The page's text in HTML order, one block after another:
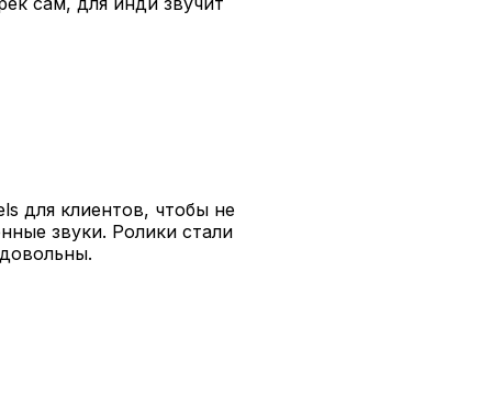
для клиентов, чтобы не
звуки. Ролики стали